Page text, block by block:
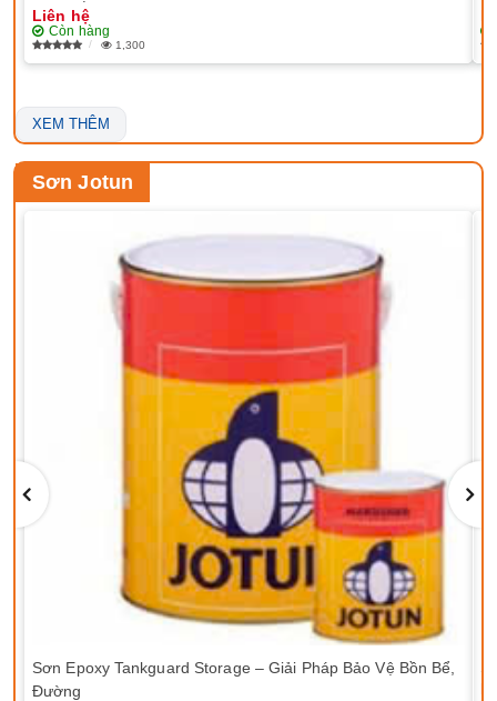
Liên hệ
Còn hàng
1,300
XEM THÊM
Sơn Jotun
Sơn Epoxy Tankguard Storage – Giải Pháp Bảo Vệ Bồn Bể,
Đường